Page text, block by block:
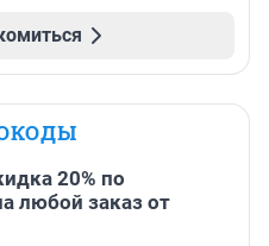
20% по
любой заказ от